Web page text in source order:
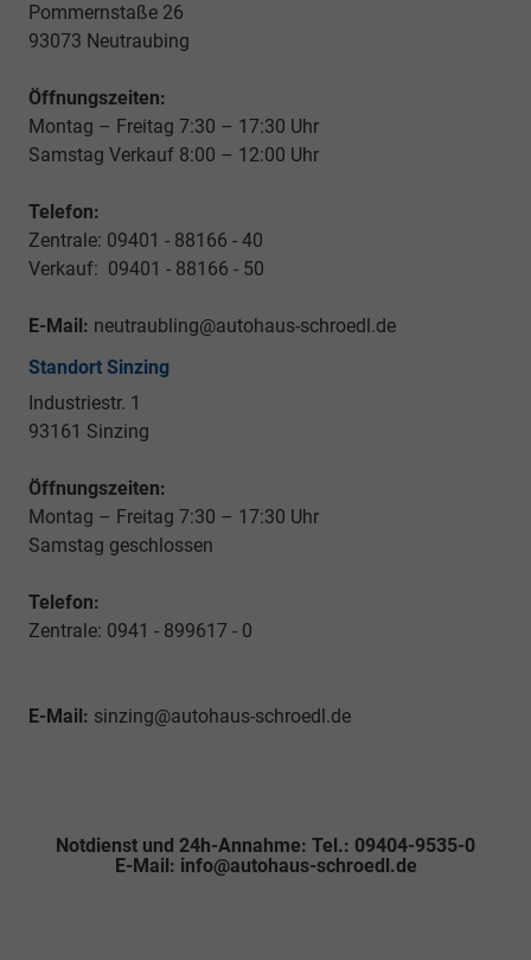
Pommernstaße 26
93073 Neutraubing
Öffnungszeiten:
Montag – Freitag 7:30 – 17:30 Uhr
Samstag Verkauf 8:00 – 12:00 Uhr
Telefon:
Zentrale: 09401 - 88166 - 40
Verkauf: 09401 - 88166 - 50
E-Mail: neutraubling@autohaus-schroedl.de
Standort Sinzing
Industriestr. 1
93161 Sinzing
Öffnungszeiten:
Montag – Freitag 7:30 – 17:30 Uhr
Samstag geschlossen
Telefon:
Zentrale: 0941 - 899617 - 0
E-Mail: sinzing@autohaus-schroedl.de
Notdienst und 24h-Annahme: Tel.: 09404-9535-0
E-Mail: info@autohaus-schroedl.de